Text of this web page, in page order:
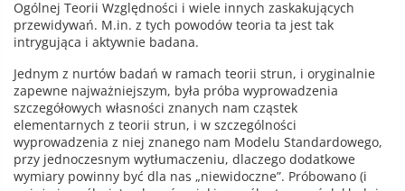
Ogólnej Teorii Względności i wiele innych zaskakujących
przewidywań. M.in. z tych powodów teoria ta jest tak
intrygująca i aktywnie badana.
Jednym z nurtów badań w ramach teorii strun, i oryginalnie
zapewne najważniejszym, była próba wyprowadzenia
szczegółowych własności znanych nam cząstek
elementarnych z teorii strun, i w szczególności
wyprowadzenia z niej znanego nam Modelu Standardowego,
przy jednoczesnym wytłumaczeniu, dlaczego dodatkowe
wymiary powinny być dla nas „niewidoczne”. Próbowano (i